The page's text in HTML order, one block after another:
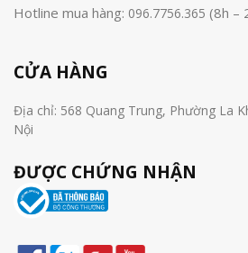
Hotline mua hàng: 096.7756.365 (8h –
CỬA HÀNG
Địa chỉ: 568 Quang Trung, Phường La
Nội
ĐƯỢC CHỨNG NHẬN